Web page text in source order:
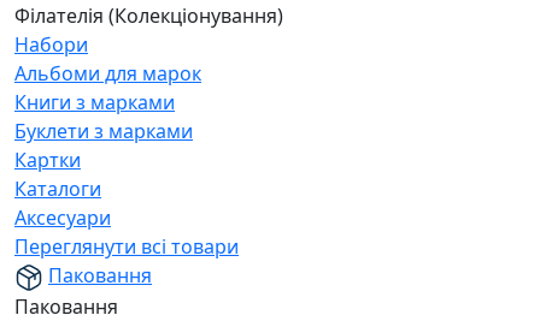
Філателія (Колекціонування)
Набори
Альбоми для марок
Книги з марками
Буклети з марками
Картки
Каталоги
Аксесуари
Переглянути всі товари
Паковання
Паковання